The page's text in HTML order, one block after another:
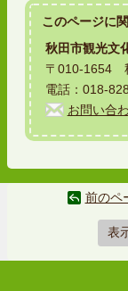
このページに
秋田市観光文
〒010-1654
電話：018-
お問い合
前のペ
表